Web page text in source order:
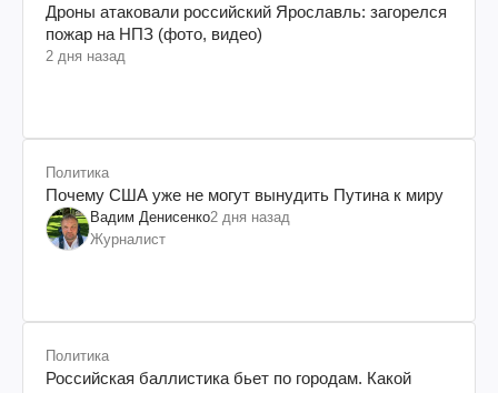
Дроны атаковали российский Ярославль: загорелся
пожар на НПЗ (фото, видео)
2 дня назад
Политика
Почему США уже не могут вынудить Путина к миру
Вадим Денисенко2 дня назад
Журналист
Политика
Российская баллистика бьет по городам. Какой